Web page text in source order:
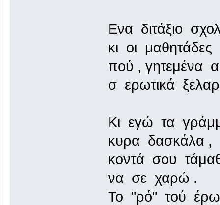
Ενα διτάξιο
κι οι
πού , γητεμένα
σ ερωτικά
Κι εγώ τα
κυρα δασκάλα ,
κοντά σου
να σε χαρώ .
Το "ρό" τού